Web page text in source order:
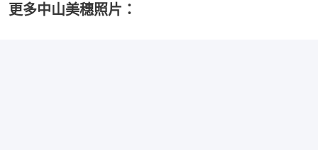
更多中山美穗照片：